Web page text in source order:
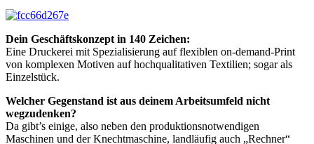
Dein Geschäftskonzept in 140 Zeichen:
Eine Druckerei mit Spezialisierung auf flexiblen on-demand-Print
von komplexen Motiven auf hochqualitativen Textilien; sogar als
Einzelstück.
Welcher Gegenstand ist aus deinem Arbeitsumfeld nicht
wegzudenken?
Da gibt’s einige, also neben den produktionsnotwendigen
Maschinen und der Knechtmaschine, landläufig auch „Rechner“